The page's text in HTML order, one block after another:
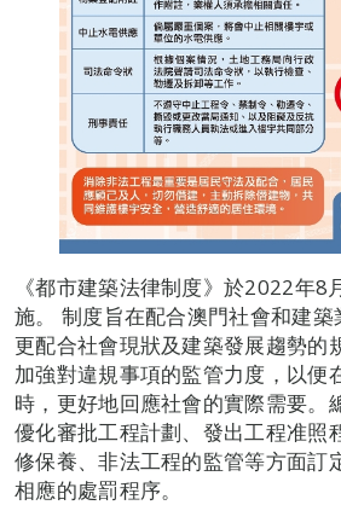
《都市建築法律制度》於2022年8
施。 制度旨在配合澳門社會和建築
更配合社會現狀及建築發展趨勢的
加強對違規事項的監管力度，以便
時，更好地回應社會的實際需要。
優化審批工程計劃、發出工程准照
修保養、非法工程的監管等方面訂
相應的處罰程序。